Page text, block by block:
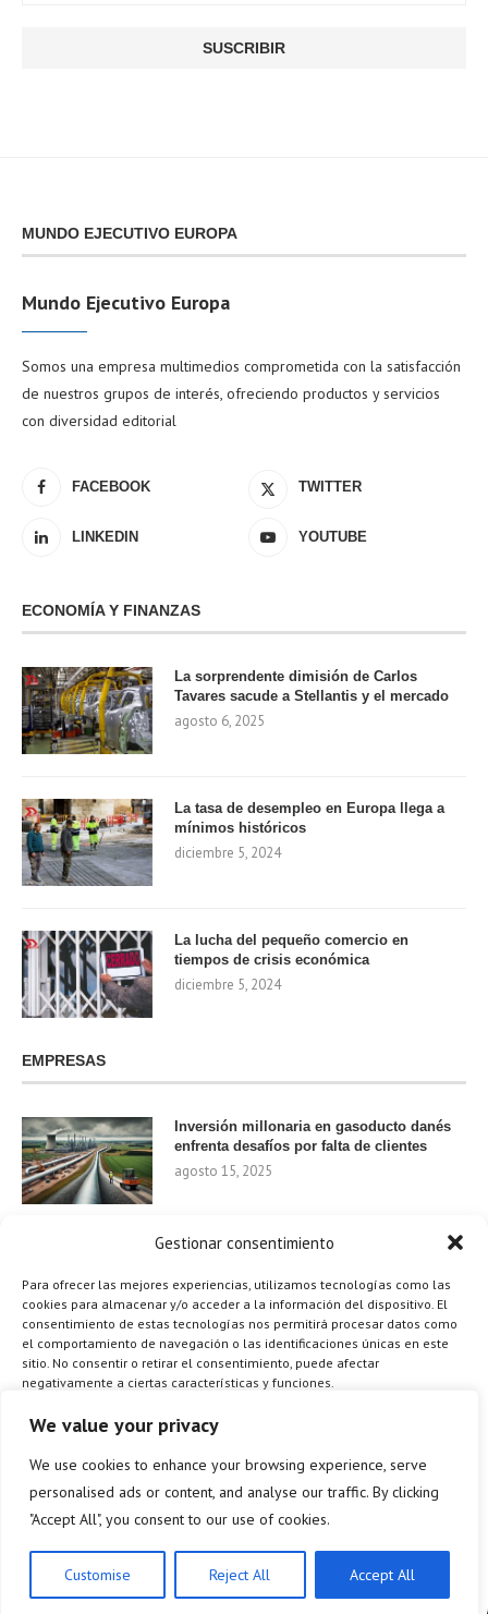
We value your privacy
We use cookies to enhance your browsing experience, serve
personalised ads or content, and analyse our traffic. By clicking
"Accept All", you consent to our use of cookies.
Customise Reject All Accept All
Gestionar consentimiento
Para ofrecer las mejores experiencias, utilizamos tecnologías como las
cookies para almacenar y/o acceder a la información del dispositivo. El
consentimiento de estas tecnologías nos permitirá procesar datos como
el comportamiento de navegación o las identificaciones únicas en este
sitio. No consentir o retirar el consentimiento, puede afectar
negativamente a ciertas características y funciones.
Gestionar los servicios
ACEPTAR
DENEGAR
VER PREFERENCIAS
MUNDO EJECUTIVO EUROPA
Mundo Ejecutivo Europa
Somos una empresa multimedios comprometida con la satisfacción
de nuestros grupos de interés, ofreciendo productos y servicios
con diversidad editorial
FACEBOOK TWITTER
LINKEDIN YOUTUBE
ECONOMÍA Y FINANZAS
La sorprendente dimisión de Carlos
Tavares sacude a Stellantis y el mercado
agosto 6, 2025
La tasa de desempleo en Europa llega a
mínimos históricos
diciembre 5, 2024
La lucha del pequeño comercio en
tiempos de crisis económica
diciembre 5, 2024
EMPRESAS
Inversión millonaria en gasoducto danés
enfrenta desafíos por falta de clientes
agosto 15, 2025
de IA para 2024
agosto 9, 2025
¿Cómo el Método de Tres Sillas de Walt
Productividad?
ES